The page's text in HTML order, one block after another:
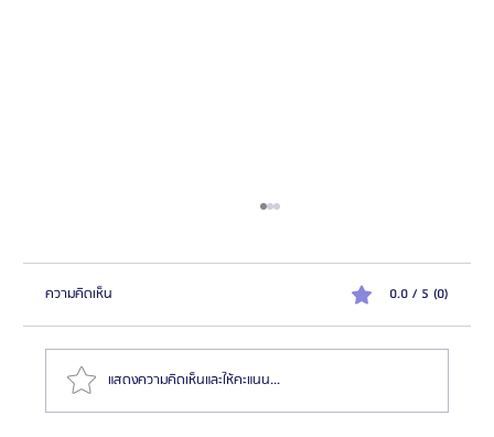
ความคิดเห็น 0.0 / 5 (0)
แสดงความคิดเห็นและให้คะแนน...